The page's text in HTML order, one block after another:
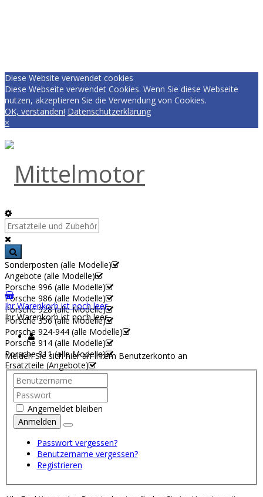
Diese Website verwendet cookies
Diese Webseite verwendet Cookies. Wenn Sie diese Webseite
nutzen, akzeptieren Sie die Verwendung von Cookies.
OK, verstanden! Datenschutzerklärung
×
Sonderposten (alle Modelle)
Angebote (alle Modelle)
Porsche 996 (alle Modelle)
Porsche 986 (alle Modelle)
Porsche 928 (alle Modelle)
Porsche 356 (alle Modelle)
Porsche 924-944 (alle Modelle)
Porsche 914 (alle Modelle)
Porsche 911 (alle Modelle)
Ersatzteile (Angebote)
Ihr Warenkorb ist noch leer.
Ihr Warenkorb ist noch leer.
Melden Sie sich hier an Ihrem Benutzerkonto an
Angemeldet bleiben
Anmelden
Passwort vergessen?
Benutzername vergessen?
Registrieren